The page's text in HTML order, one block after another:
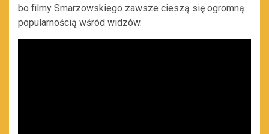
bo filmy Smarzowskiego zawsze cieszą się ogromną
popularnością wśród widzów.